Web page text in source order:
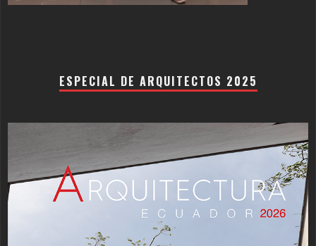
ESPECIAL DE ARQUITECTOS 2025